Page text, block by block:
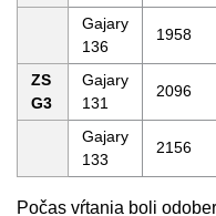
Gajary
136
1958
ZS
G3
Gajary
131
2096
Gajary
133
2156
Počas vŕtania boli